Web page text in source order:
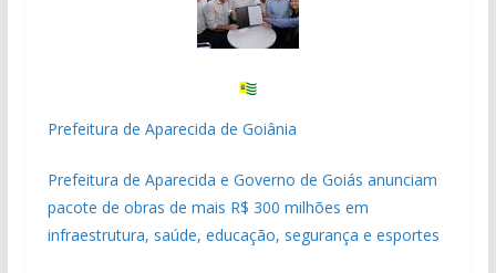
Prefeitura de Aparecida de Goiânia
Prefeitura de Aparecida e Governo de Goiás anunciam
pacote de obras de mais R$ 300 milhões em
infraestrutura, saúde, educação, segurança e esportes